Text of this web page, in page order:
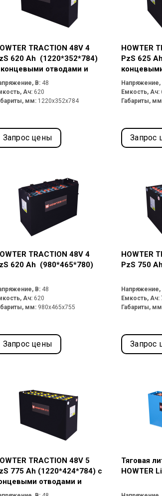
TRACTION 48V 4
620 Ah (1220*352*784)
отводами и
Rema 320A
В: 48
Ач: 620
мм: 1220x352x784
Запрос цены
HOWTER
PzS 625
розеткой
Напряжение,
Емкость, Ач:
Габариты,
Запрос
TRACTION 48V 4
620 Ah (980*465*780)
В: 48
Ач: 620
мм: 980x465x755
Запрос цены
HOWTER
PzS 750
Напряжение,
Емкость, Ач:
Габариты,
Запрос
TRACTION 48V 5
775 Ah (1220*424*784) с
отводами и
Rema 320A
Тяговая
HOWTER